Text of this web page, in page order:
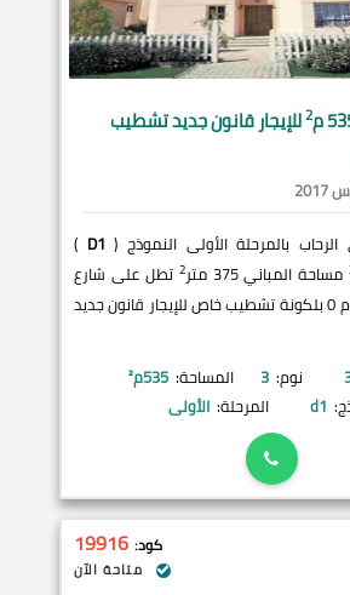
2للإيجار قانون جديد تشطيب
بالمرحلة الأولى النموذج ( D1
)
مساحة المباني 375 متر 2 تطل على شارع
تشمل 3 نوم 3 حمام 0 بلكونة تشطيب خاص للإيجار قانون جديد
نوم: 3 المساحة: 535م²
d1 المرحلة: الأولى
كود: 19916
متاحة الآن